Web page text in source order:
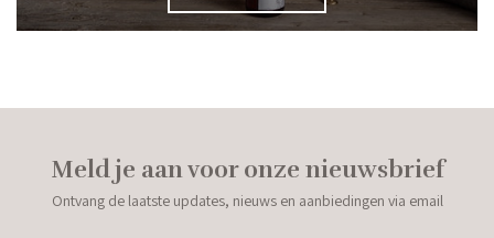
Meld je aan voor onze nieuwsbrief
Ontvang de laatste updates, nieuws en aanbiedingen via email